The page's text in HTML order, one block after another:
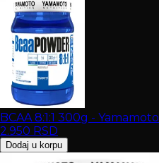
BCAA 8:1:1 300g - Yamamoto
2.950 RSD
Dodaj u korpu